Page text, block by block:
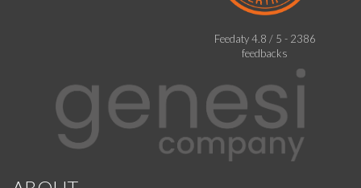
Feedaty4.8 / 5 - 2386
feedbacks